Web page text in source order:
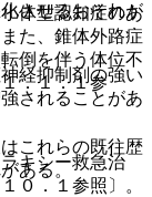
体型認知症のあ
た、錐体外路症
倒を伴う体位不
．１．１参
これらの既往歴
ある。
させるおそれが
経抑制剤の強い
されることがあ
キシー救急治
０．１参照〕。